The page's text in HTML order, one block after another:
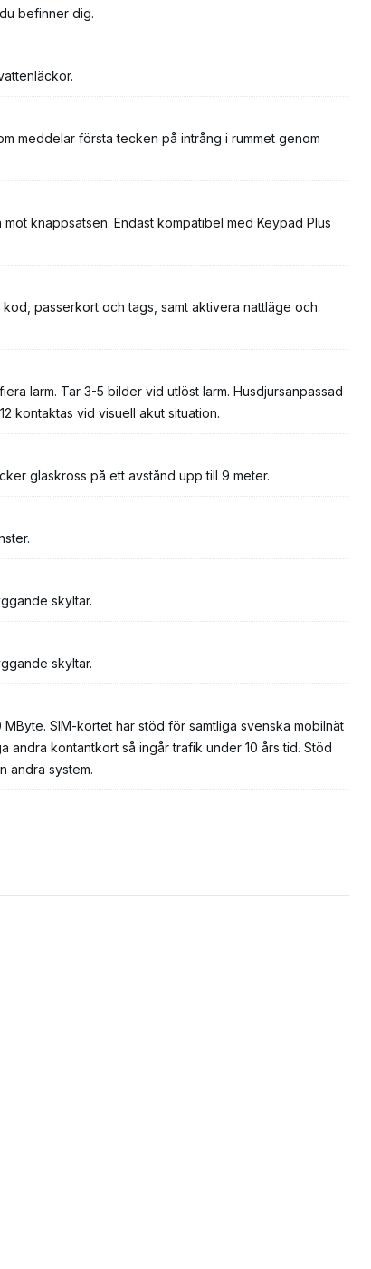
befinner dig.
meddelar första tecken på intrång i rummet genom
knappsatsen. Endast kompatibel med Keypad Plus
passerkort och tags, samt aktivera nattläge och
larm. Tar 3-5 bilder vid utlöst larm. Husdjursanpassad
kontaktas vid visuell akut situation.
glaskross på ett avstånd upp till 9 meter.
skyltar.
skyltar.
SIM-kortet har stöd för samtliga svenska mobilnät
andra kontantkort så ingår trafik under 10 års tid. Stöd
andra system.